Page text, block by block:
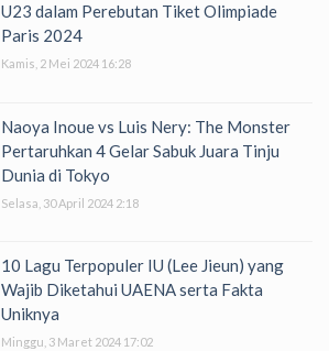
U23 dalam Perebutan Tiket Olimpiade
Paris 2024
Kamis, 2 Mei 2024 16:28
Naoya Inoue vs Luis Nery: The Monster
Pertaruhkan 4 Gelar Sabuk Juara Tinju
Dunia di Tokyo
Selasa, 30 April 2024 2:18
10 Lagu Terpopuler IU (Lee Jieun) yang
Wajib Diketahui UAENA serta Fakta
Uniknya
Minggu, 3 Maret 2024 17:02